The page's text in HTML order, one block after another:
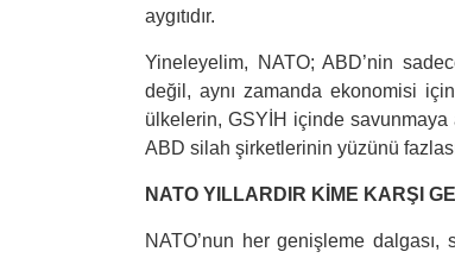
aygıtıdır.
Yineleyelim, NATO; ABD’nin
değil, aynı zamanda ekonomisi
ülkelerin, GSYİH içinde savunmaya
ABD silah şirketlerinin yüzünü
NATO YILLARDIR KİME KARŞI
NATO’nun her genişleme dalgası,